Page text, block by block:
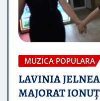
MUZICA POPULARA
LAVINIA
MAJORAT IONUŢ